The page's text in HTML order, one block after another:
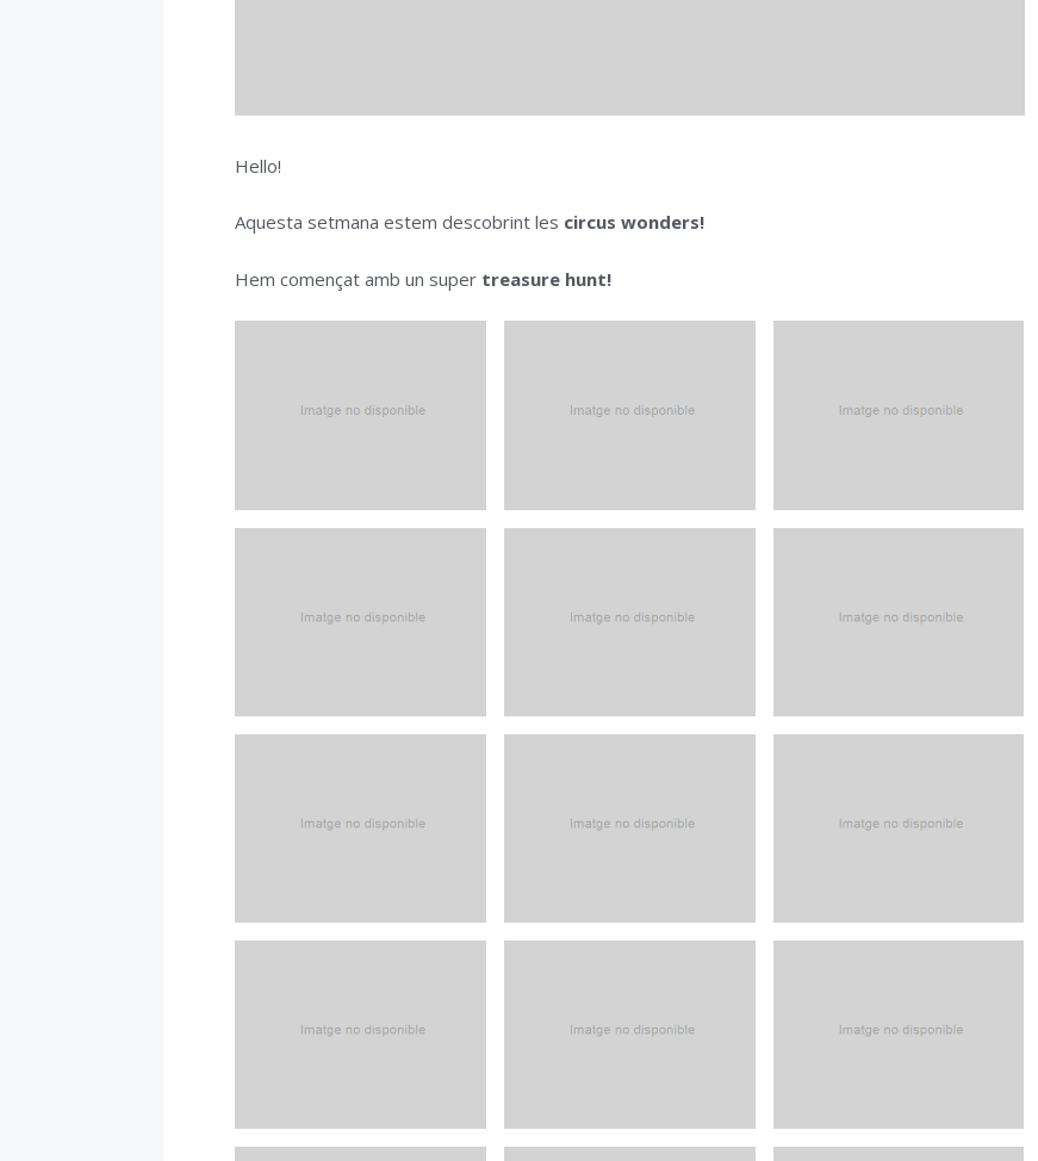
Hello!
Aquesta setmana estem descobrint les circus wonders!
Hem començat amb un super treasure hunt!